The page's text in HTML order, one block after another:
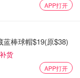
APP打开
蓝棒球帽$19(原$38)
货
APP打开